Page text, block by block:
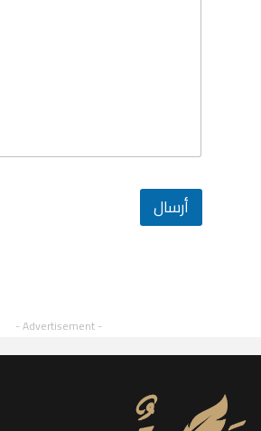
أرسال
- Advertisement -